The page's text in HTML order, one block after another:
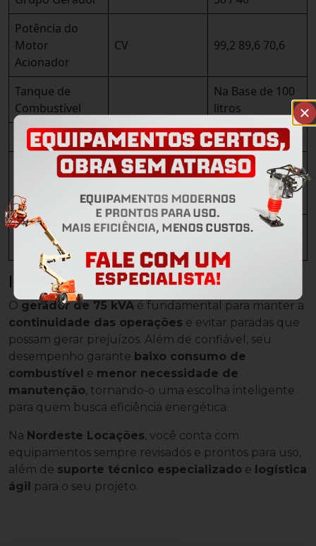
Potência do
Motor
Acionador
CV 99,2 89,6 70,6
Tanque de
Combustível
Na Base de 100
litros
Consumo ± 5%
l/h
13,7 12,4 11,1
Autonomia do
Tanque de
Combustível
h
18,3 | 16,6 |
14,8
Bateria
12V – 60Ah –
Importância
O gerador de 75 kVA é fundamental para manter a
continuidade das operações e evitar paradas que
possam gerar prejuízos. Além de confiável, seu
desempenho garante baixo consumo de
combustível e menor necessidade de
manutenção, tornando-o uma escolha inteligente
para quem busca eficiência energética.
Na Nordeste Locações, você conta com
equipamentos sempre revisados e prontos para uso,
além de suporte técnico especializado e logística
ágil para o seu projeto.